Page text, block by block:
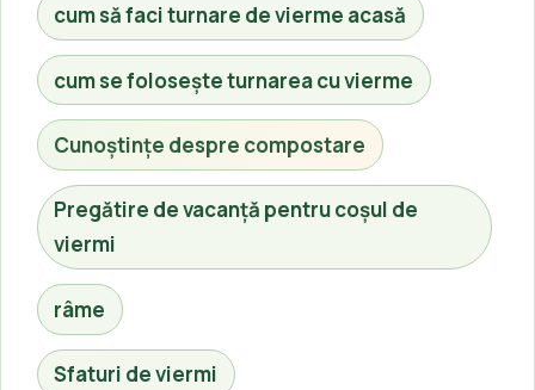
cum să faci turnare de vierme acasă
cum se folosește turnarea cu vierme
Cunoștințe despre compostare
Pregătire de vacanță pentru coșul de
viermi
râme
Sfaturi de viermi